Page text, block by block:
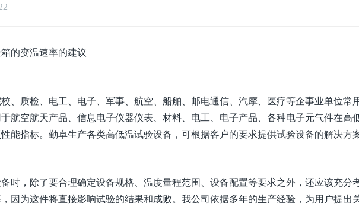
的变温速率的建议
、质检、电工、电子、军事、航空、船舶、邮电通信、汽摩、医疗等企事业单位常
航空航天产品、信息电子仪器仪表、材料、电工、电子产品、各种电子元气件在高
能指标。勤卓生产各类高低温试验设备，可根据客户的要求提供试验设备的解决方案
时，除了要合理确定设备规格、温度量程范围、设备配置等要求之外，还应该充分
因为这件将直接影响试验的结果和成败。我公司依据多年的生产经验，为用户提出